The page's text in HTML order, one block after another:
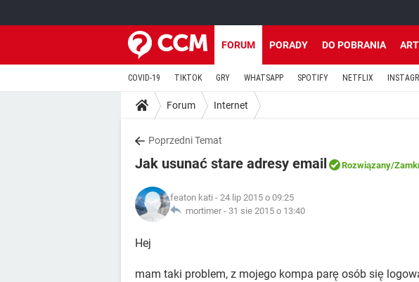
FORUM PORADY DO POBRANIA
COVID-19 TIKTOK GRY WHATSAPP SPOTIFY NETFLIX
Forum Internet
Poprzedni Temat
Jak usunać stare adresy email Rozwiązany/
featon kati - 24 lip 2015 o 09:25
mortimer - 31 sie 2015 o 13:40
Hej
mam taki problem, z mojego kompa parę osób się